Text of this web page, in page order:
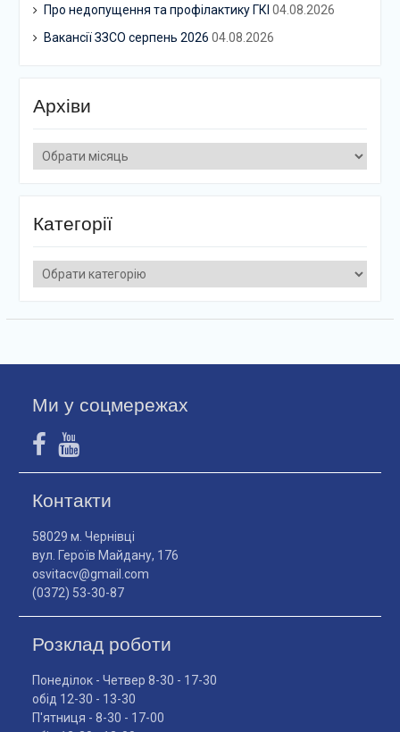
Про недопущення та профілактику ГКІ 04.08.2026
Вакансії ЗЗСО серпень 2026 04.08.2026
Архіви
Архіви
Категорії
Категорії
Ми у соцмережах
Контакти
58029 м. Чернівці
вул. Героїв Майдану, 176
osvitacv@gmail.com
(0372) 53-30-87
Розклад роботи
Понеділок - Четвер 8-30 - 17-30
обід 12-30 - 13-30
П'ятниця - 8-30 - 17-00